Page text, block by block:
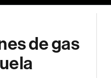
de gas